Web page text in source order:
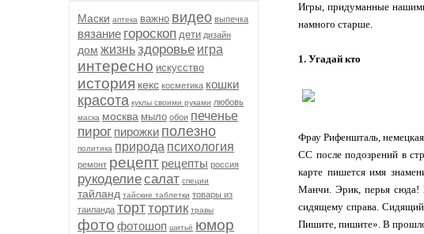
Маски аптека важно видео выпечка
вязание гороскоп дети дизайн
дом жизньздоровье игра
интересно искусство
история кекс косметика кошки
красота куклы своими руками любовь
маска москва мыло обои печенье
пирог пирожки полезно
политика природа психология
ремонт рецепт рецепты россия
рукоделиесалат специи
тайланд тайские таблетки товары из
таиланда торттортик травы
фото фотошоп шитьё юмор
Игры, придуманные
намного старше.
1. Угадай кто
Фрау Рифеншталь,
СС после подозрений в
карте пишется имя
Манчи. Эрик, перья сюда!
сидящему справа. Сидящий
Пишите, пишите». В